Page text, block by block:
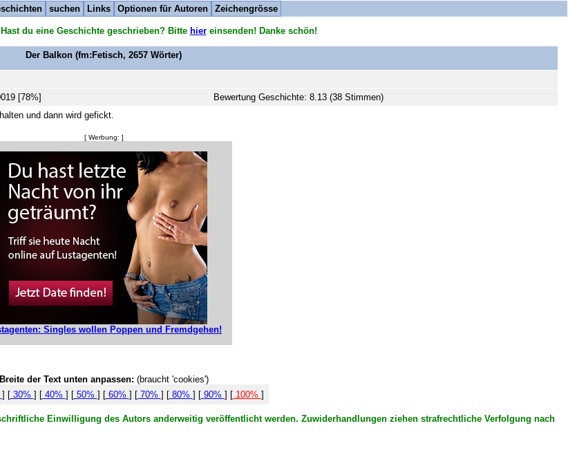
suchen Links Optionen für Autoren Zeichengrösse
du eine Geschichte geschrieben? Bitte hiereinsenden! Danke schön!
Der Balkon (fm:Fetisch, 2657 Wörter)
[78%]
Bewertung Geschichte: 8.13 (38 Stimmen)
und dann wird gefickt.
[ Werbung: ]
Singles wollen Poppen und Fremdgehen!
Breite der Text unten anpassen: (braucht 'cookies')
] [30% ] [40% ] [50% ] [60% ] [70% ] [80% ] [90% ] [100% ]
Einwilligung des Autors anderweitig veröffentlicht werden. Zuwiderhandlungen ziehen strafrechtliche Verfolgung nach